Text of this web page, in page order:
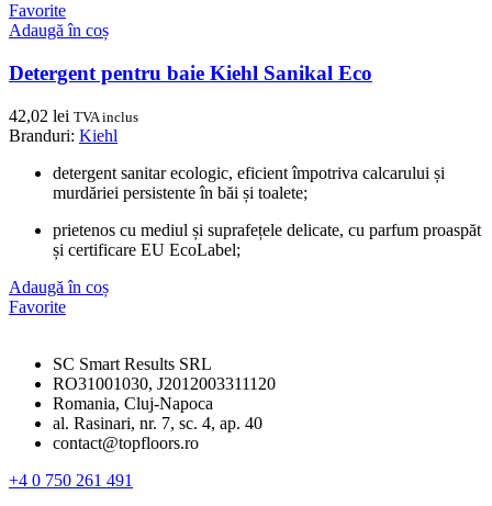
Favorite
Adaugă în coș
Detergent pentru baie Kiehl Sanikal Eco
42,02 lei TVA inclus
Branduri: Kiehl
detergent sanitar ecologic, eficient împotriva calcarului și
murdăriei persistente în băi și toalete;
prietenos cu mediul și suprafețele delicate, cu parfum proaspăt
și certificare EU EcoLabel;
Adaugă în coș
Favorite
SC Smart Results SRL
RO31001030, J2012003311120
Romania, Cluj-Napoca
al. Rasinari, nr. 7, sc. 4, ap. 40
contact@topfloors.ro
+4 0 750 261 491